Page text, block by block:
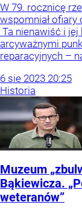
W 79. rocznicę
wspomniał ofiary
Ta nienawiść i
arcyważnymi
reparacyjnych –
6 sie 2023 20:25
Historia
Muzeum
Bąkiewicza.
weteranów”